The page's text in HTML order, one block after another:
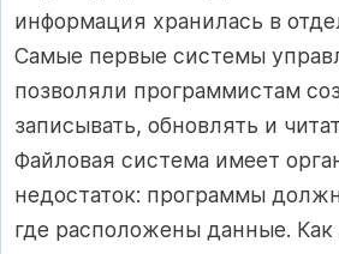
информация хранилась в
Самые первые системы
позволяли программистам
записывать, обновлять и
Файловая система имеет
недостаток: программы
где расположены данные.